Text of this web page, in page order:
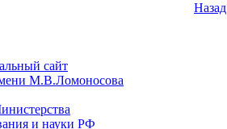
Назад
сайт
М.В.Ломоносова
и науки РФ